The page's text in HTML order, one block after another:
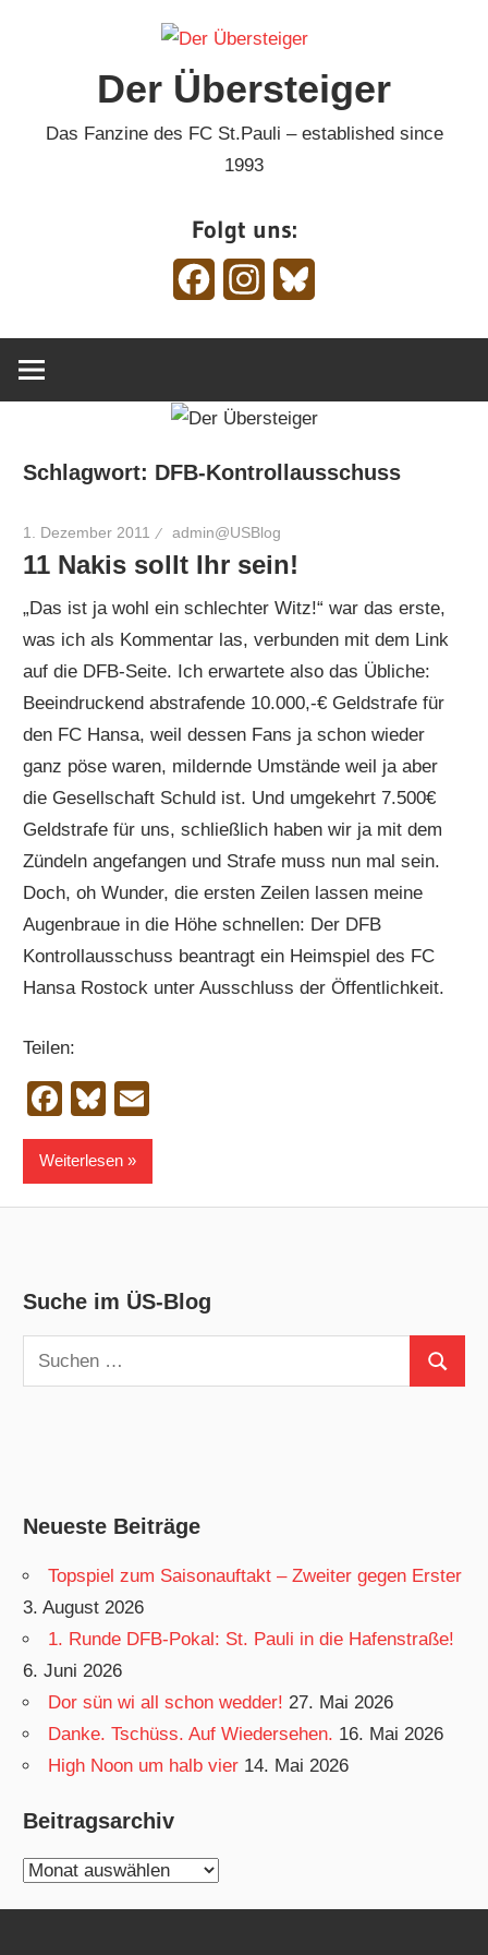
Der Übersteiger
Das Fanzine des FC St.Pauli – established since
1993
Folgt uns:
FacebookInstagram
Schlagwort: DFB-Kontrollausschuss
1. Dezember 2011 admin@USBlog
11 Nakis sollt Ihr sein!
„Das ist ja wohl ein schlechter Witz!“ war das erste,
was ich als Kommentar las, verbunden mit dem Link
auf die DFB-Seite. Ich erwartete also das Übliche:
Beeindruckend abstrafende 10.000,-€ Geldstrafe für
den FC Hansa, weil dessen Fans ja schon wieder
ganz pöse waren, mildernde Umstände weil ja aber
die Gesellschaft Schuld ist. Und umgekehrt 7.500€
Geldstrafe für uns, schließlich haben wir ja mit dem
Zündeln angefangen und Strafe muss nun mal sein.
Doch, oh Wunder, die ersten Zeilen lassen meine
Augenbraue in die Höhe schnellen: Der DFB
Kontrollausschuss beantragt ein Heimspiel des FC
Hansa Rostock unter Ausschluss der Öffentlichkeit.
Teilen:
Facebook
Bluesky
Weiterlesen
Suche im ÜS-Blog
Suchen
nach:
Suchen
Neueste Beiträge
Topspiel zum Saisonauftakt – Zweiter gegen Erster
3. August 2026
1. Runde DFB-Pokal: St. Pauli in die Hafenstraße!
6. Juni 2026
Dor sün wi all schon wedder! 27. Mai 2026
Danke. Tschüss. Auf Wiedersehen. 16. Mai 2026
High Noon um halb vier 14. Mai 2026
Beitragsarchiv
Beitragsarchiv